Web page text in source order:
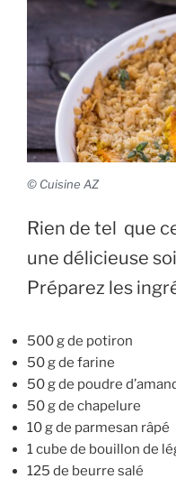
© Cuisine AZ
Rien de tel que
une délicieuse
Préparez les
500 g de potiron
50 g de farine
50 g de poudre
50 g de chapelure
10 g de parmesan râpé
1 cube de bouillon de
125 de beurre salé